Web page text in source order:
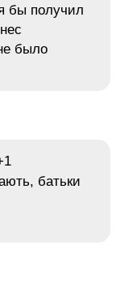
бы получил
было
батьки